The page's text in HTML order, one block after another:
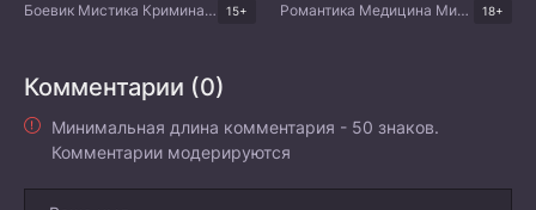
Боевик Мистика Криминал Триллер Корейские дорамы 15+ Романтика Медицина Мистика Корейские дорамы 18+
Комментарии (0)
Минимальная длина комментария - 50 знаков.
Комментарии модерируются